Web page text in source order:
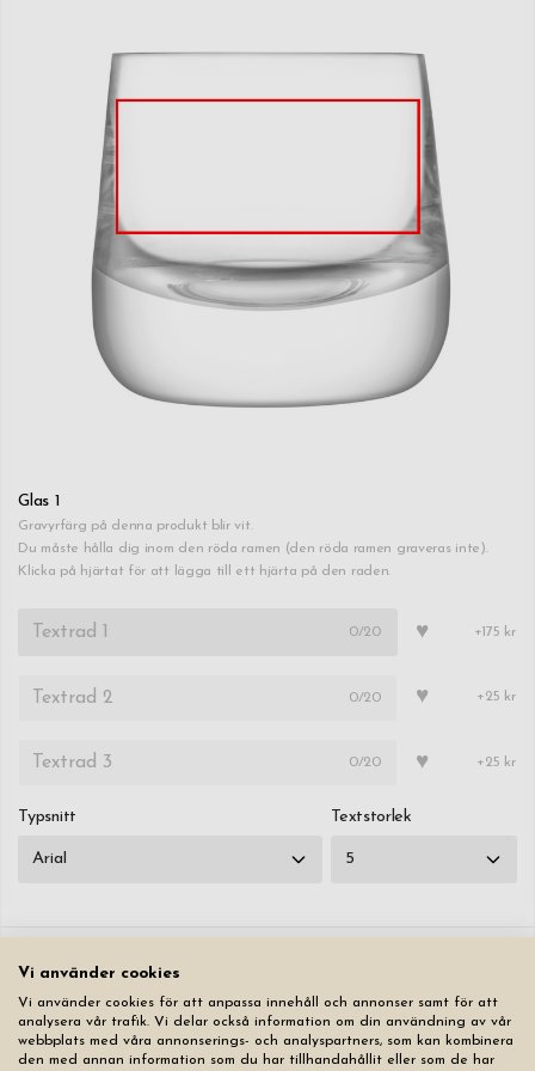
Glas 1
Gravyrfärg på denna produkt blir vit.
Du måste hålla dig inom den röda ramen (den röda ramen graveras inte).
Klicka på hjärtat för att lägga till ett hjärta på den raden.
0/20 ♥ +175 kr
0/20 ♥ +25 kr
0/20 ♥ +25 kr
Typsnitt Textstorlek
Kopiera
Kopiera första fliken till alla andra flikar
Nollställ alla flikar
Vi använder cookies
Vi använder cookies för att anpassa innehåll och annonser samt för att
analysera vår trafik. Vi delar också information om din användning av vår
webbplats med våra annonserings- och analyspartners, som kan kombinera
den med annan information som du har tillhandahållit eller som de har